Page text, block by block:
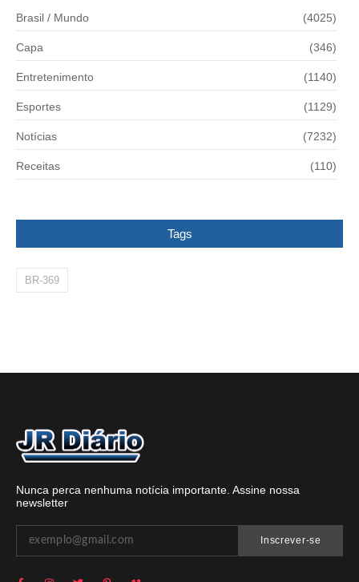
Brasil / Mundo (4025)
Capa (346)
Entretenimento (1140)
Esportes (1129)
Notícias (7232)
Receitas (110)
Tags
BR-369
Nunca perca nenhuma notícia importante. Assine nossa
newsletter
Inscrever-se